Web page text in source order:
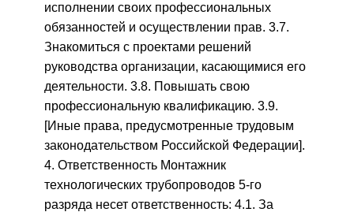
исполнении своих профессиональных
обязанностей и осуществлении прав. 3.7.
Знакомиться с проектами решений
руководства организации, касающимися его
деятельности. 3.8. Повышать свою
профессиональную квалификацию. 3.9.
[Иные права, предусмотренные трудовым
законодательством Российской Федерации].
4. Ответственность Монтажник
технологических трубопроводов 5-го
разряда несет ответственность: 4.1. За